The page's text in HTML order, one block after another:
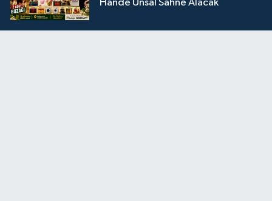
Hande Ünsal Sahne Alacak